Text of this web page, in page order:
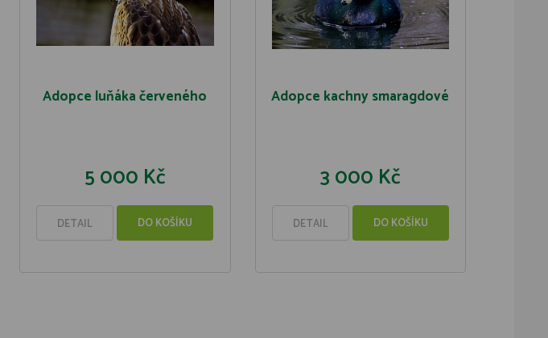
Adopce luňáka červeného
5 000 Kč
DETAIL DO KOŠÍKU
Adopce kachny smaragdové
3 000 Kč
DETAIL DO KOŠÍKU